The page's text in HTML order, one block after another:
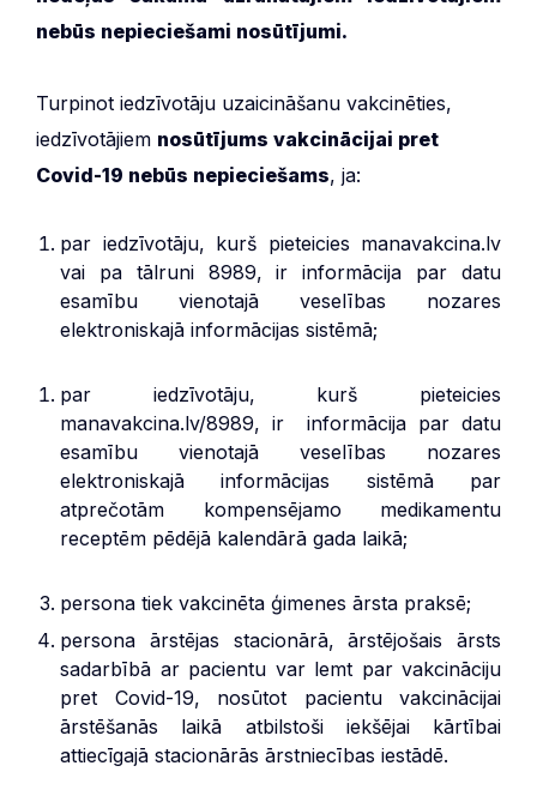
nebūs nepieciešami nosūtījumi.
Turpinot iedzīvotāju uzaicināšanu vakcinēties,
iedzīvotājiem nosūtījums vakcinācijai pret
Covid-19 nebūs nepieciešams, ja:
par iedzīvotāju, kurš pieteicies manavakcina.lv
vai pa tālruni 8989, ir informācija par datu
esamību vienotajā veselības nozares
elektroniskajā informācijas sistēmā;
par iedzīvotāju, kurš pieteicies
manavakcina.lv/8989, ir informācija par datu
esamību vienotajā veselības nozares
elektroniskajā informācijas sistēmā par
atprečotām kompensējamo medikamentu
receptēm pēdējā kalendārā gada laikā;
persona tiek vakcinēta ģimenes ārsta praksē;
persona ārstējas stacionārā, ārstējošais ārsts
sadarbībā ar pacientu var lemt par vakcināciju
pret Covid-19, nosūtot pacientu vakcinācijai
ārstēšanās laikā atbilstoši iekšējai kārtībai
attiecīgajā stacionārās ārstniecības iestādē.